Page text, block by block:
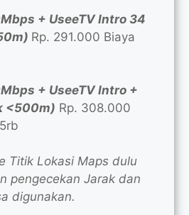
+ UseeTV Intro 34
Rp. 291.000 Biaya
+ UseeTV Intro +
<500m) Rp. 308.000
Titik Lokasi Maps dulu
pengecekan Jarak dan
digunakan.